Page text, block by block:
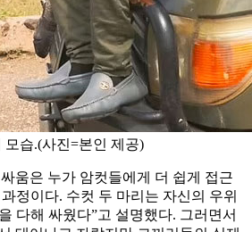
모습.(사진=본인 제공)
움은 누가 암컷들에게 더 쉽게 접근
정이다. 수컷 두 마리는 자신의 우위
다해 싸웠다”고 설명했다. 그러면서